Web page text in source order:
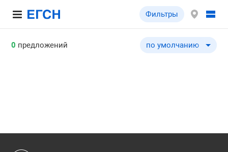
Фильтры
0 предложений по умолчанию
по умолчанию